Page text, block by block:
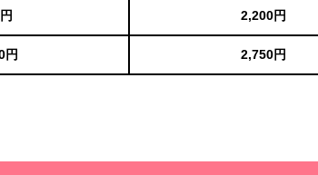
2,200円
円 2,750円